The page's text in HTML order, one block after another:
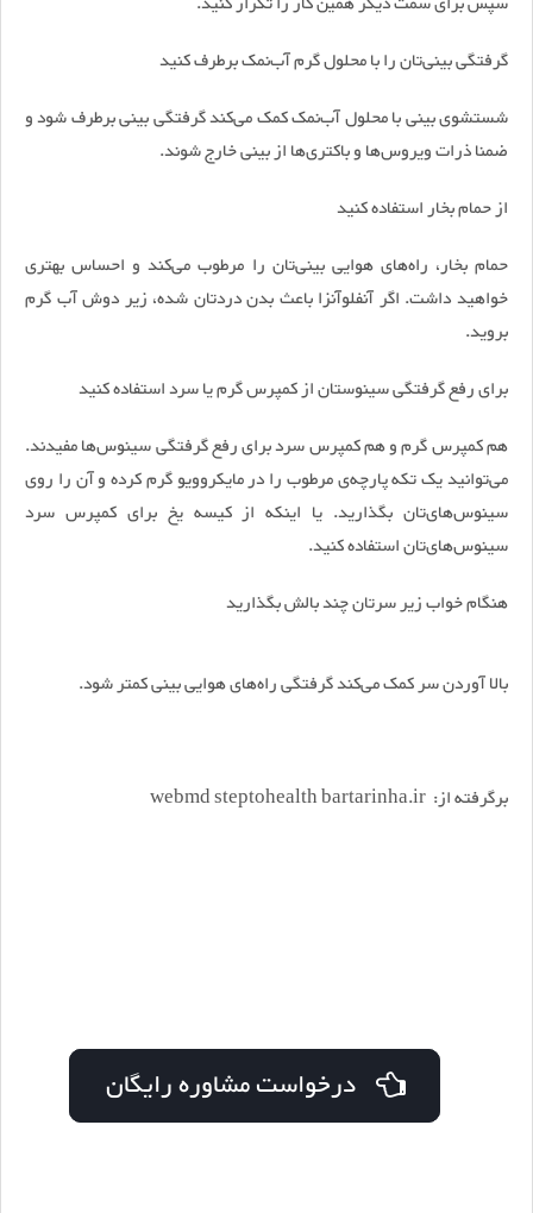
گرفتگی بینی‌تان را با محلول گرم آب‌نمک برطرف کنید
شستشوی بینی با محلول آب‌نمک کمک می‌کند گرفتگی بینی برطرف شود و
ضمنا ذرات ویروس‌ها و باکتری‌ها از بینی خارج شوند.
از حمام بخار استفاده کنید
حمام بخار، راه‌های هوایی بینی‌تان را مرطوب می‌کند و احساس بهتری
خواهید داشت. اگر آنفلوآنزا باعث بدن دردتان شده، زیر دوش آب گرم
بروید.
برای رفع گرفتگی سینوستان از کمپرس گرم یا سرد استفاده کنید
هم کمپرس گرم و هم کمپرس سرد برای رفع گرفتگی سینوس‌ها مفیدند.
می‌توانید یک تکه پارچه‌ی مرطوب را در مایکروویو گرم کرده و آن را روی
سینوس‌های‌تان بگذارید. یا اینکه از کیسه یخ برای کمپرس سرد
سینوس‌های‌تان استفاده کنید.
هنگام خواب زیر سرتان چند بالش بگذارید
بالا آوردن سر کمک می‌کند گرفتگی راه‌های هوایی بینی کمتر شود.
برگرفته از: webmd steptohealth bartarinha.ir